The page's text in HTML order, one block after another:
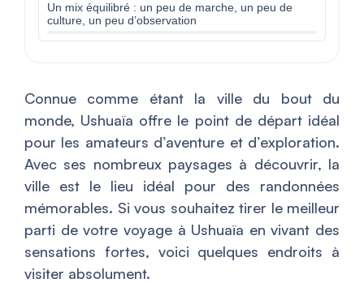
Un mix équilibré : un peu de marche, un peu de
culture, un peu d’observation
Connue comme étant la ville du bout du
monde, Ushuaïa offre le point de départ idéal
pour les amateurs d’aventure et d’exploration.
Avec ses nombreux paysages à découvrir, la
ville est le lieu idéal pour des randonnées
mémorables. Si vous souhaitez tirer le meilleur
parti de votre voyage à Ushuaïa en vivant des
sensations fortes, voici quelques endroits à
visiter absolument.